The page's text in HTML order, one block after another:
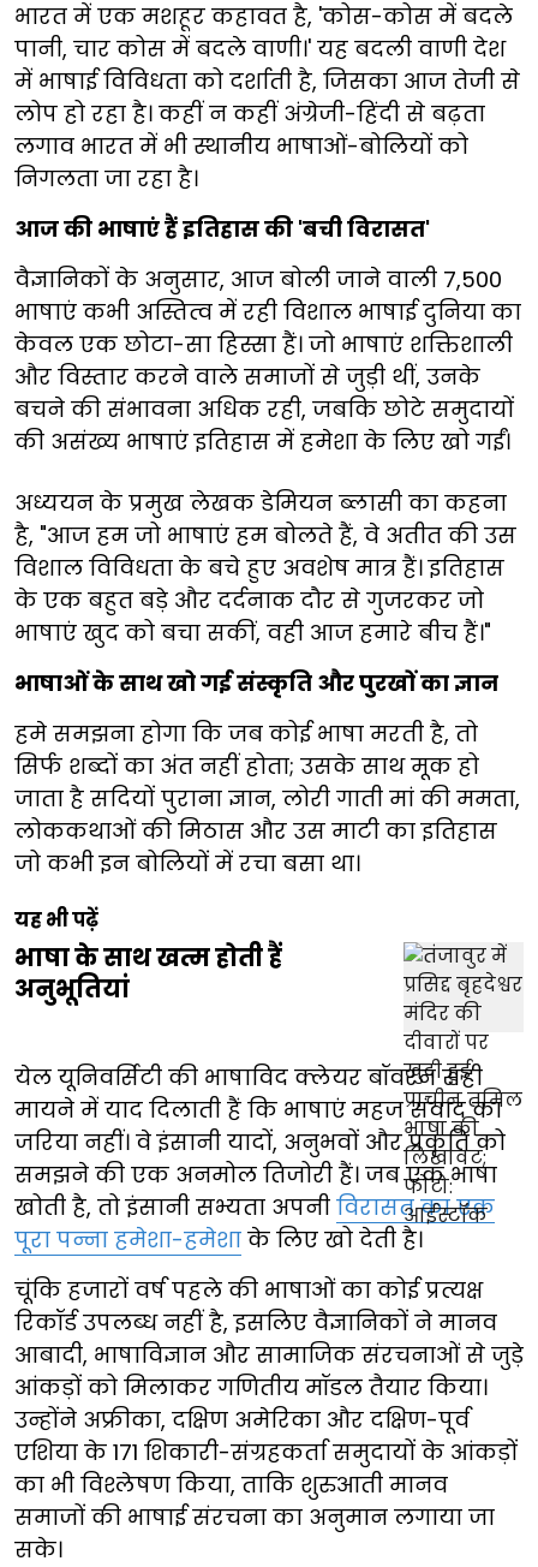
भारत में एक मशहूर कहावत है, 'कोस-कोस में बदले
पानी, चार कोस में बदले वाणी।' यह बदली वाणी देश
में भाषाई विविधता को दर्शाती है, जिसका आज तेजी से
लोप हो रहा है। कहीं न कहीं अंग्रेजी-हिंदी से बढ़ता
लगाव भारत में भी स्थानीय भाषाओं-बोलियों को
निगलता जा रहा है।
आज की भाषाएं हैं इतिहास की 'बची विरासत'
वैज्ञानिकों के अनुसार, आज बोली जाने वाली 7,500
भाषाएं कभी अस्तित्व में रही विशाल भाषाई दुनिया का
केवल एक छोटा-सा हिस्सा हैं। जो भाषाएं शक्तिशाली
और विस्तार करने वाले समाजों से जुड़ी थीं, उनके
बचने की संभावना अधिक रही, जबकि छोटे समुदायों
की असंख्य भाषाएं इतिहास में हमेशा के लिए खो गईं।
अध्ययन के प्रमुख लेखक डेमियन ब्लासी का कहना
है, "आज हम जो भाषाएं हम बोलते हैं, वे अतीत की उस
विशाल विविधता के बचे हुए अवशेष मात्र हैं। इतिहास
के एक बहुत बड़े और दर्दनाक दौर से गुजरकर जो
भाषाएं खुद को बचा सकीं, वही आज हमारे बीच हैं।"
भाषाओं के साथ खो गई संस्कृति और पुरखों का ज्ञान
हमे समझना होगा कि जब कोई भाषा मरती है, तो
सिर्फ शब्दों का अंत नहीं होता; उसके साथ मूक हो
जाता है सदियों पुराना ज्ञान, लोरी गाती मां की ममता,
लोककथाओं की मिठास और उस माटी का इतिहास
जो कभी इन बोलियों में रचा बसा था।
यह भी पढ़ें
भाषा के साथ खत्म होती हैं
अनुभूतियां
येल यूनिवर्सिटी की भाषाविद क्लेयर बॉवरन सही
मायने में याद दिलाती हैं कि भाषाएं महज संवाद का
जरिया नहीं। वे इंसानी यादों, अनुभवों और प्रकृति को
समझने की एक अनमोल तिजोरी हैं। जब एक भाषा
खोती है, तो इंसानी सभ्यता अपनी विरासत का एक
पूरा पन्ना हमेशा-हमेशा के लिए खो देती है।
चूंकि हजारों वर्ष पहले की भाषाओं का कोई प्रत्यक्ष
रिकॉर्ड उपलब्ध नहीं है, इसलिए वैज्ञानिकों ने मानव
आबादी, भाषाविज्ञान और सामाजिक संरचनाओं से जुड़े
आंकड़ों को मिलाकर गणितीय मॉडल तैयार किया।
उन्होंने अफ्रीका, दक्षिण अमेरिका और दक्षिण-पूर्व
एशिया के 171 शिकारी-संग्रहकर्ता समुदायों के आंकड़ों
का भी विश्लेषण किया, ताकि शुरुआती मानव
समाजों की भाषाई संरचना का अनुमान लगाया जा
सके।